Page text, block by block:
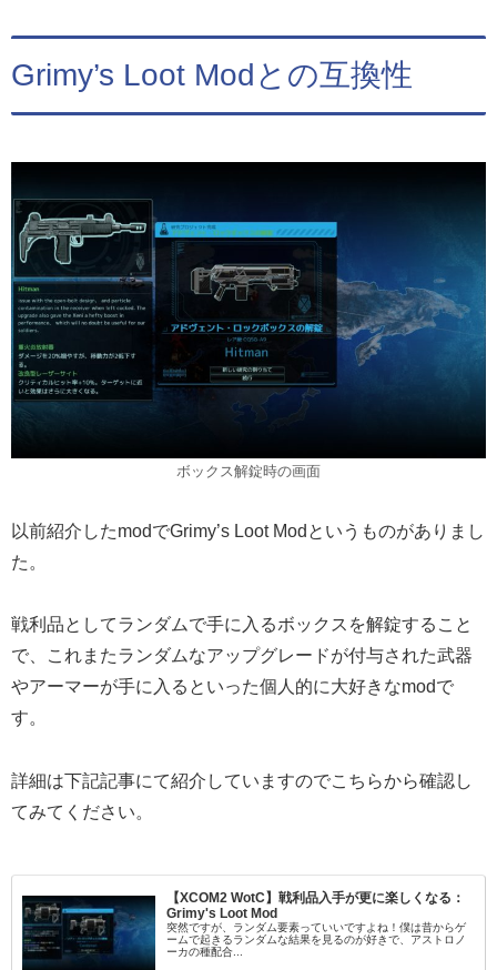
Grimy’s Loot Modとの互換性
ボックス解錠時の画面
以前紹介したmodでGrimy’s Loot Modというものがありまし
た。
戦利品としてランダムで手に入るボックスを解錠すること
で、これまたランダムなアップグレードが付与された武器
やアーマーが手に入るといった個人的に大好きなmodで
す。
詳細は下記記事にて紹介していますのでこちらから確認し
てみてください。
【XCOM2 WotC】戦利品入手が更に楽しくなる：
Grimy's Loot Mod
突然ですが、ランダム要素っていいですよね！僕は昔からゲ
ームで起きるランダムな結果を見るのが好きで、アストロノ
ーカの種配合...